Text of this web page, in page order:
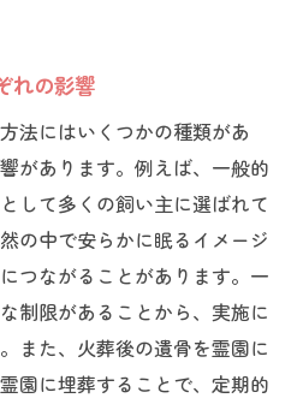
れの影響
法にはいくつかの種類があ
があります。例えば、一般的
して多くの飼い主に選ばれて
の中で安らかに眠るイメージ
つながることがあります。一
制限があることから、実施に
また、火葬後の遺骨を霊園に
園に埋葬することで、定期的